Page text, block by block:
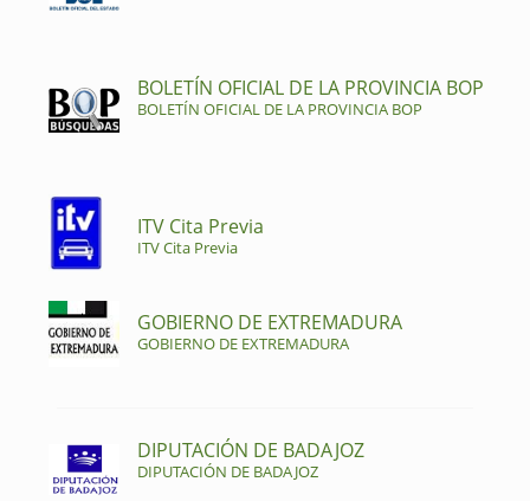
BOLETÍN OFICIAL DE LA PROVINCIA BOP
BOLETÍN OFICIAL DE LA PROVINCIA BOP
ITV Cita Previa
ITV Cita Previa
GOBIERNO DE EXTREMADURA
GOBIERNO DE EXTREMADURA
DIPUTACIÓN DE BADAJOZ
DIPUTACIÓN DE BADAJOZ